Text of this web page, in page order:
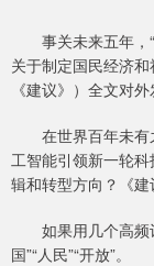
事关未来五年，“
关于制定国民经济
《建议》）全文对
在世界百年未有
工智能引领新一轮
辑和转型方向？《建
如果用几个高频
国”“人民”“开放”。